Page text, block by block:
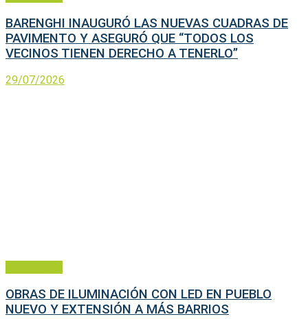
BARENGHI INAUGURÓ LAS NUEVAS CUADRAS DE
PAVIMENTO Y ASEGURÓ QUE “TODOS LOS
VECINOS TIENEN DERECHO A TENERLO”
29/07/2026
OBRAS DE ILUMINACIÓN CON LED EN PUEBLO
NUEVO Y EXTENSIÓN A MÁS BARRIOS